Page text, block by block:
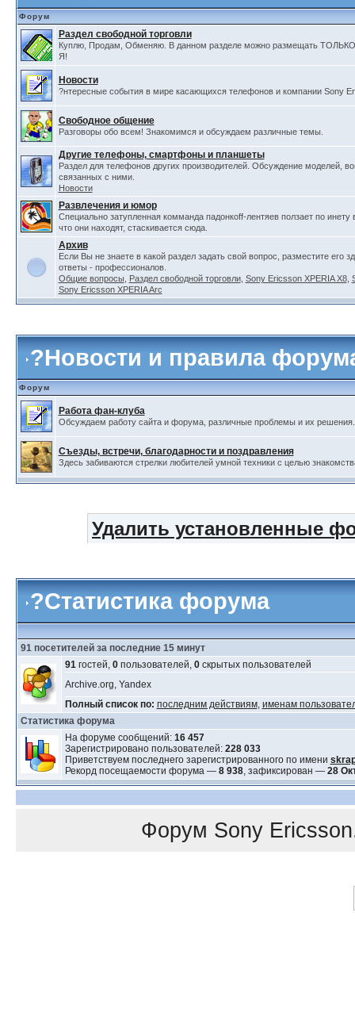
Форум
Раздел свободной торговли
Куплю, Продам, Обменяю. В данном разделе можно размещать
Я!
Новости
?нтересные события в мире касающихся телефонов и компании Sony
Свободное общение
Разговоры обо всем! Знакомимся и обсуждаем различные темы.
Другие телефоны, смартфоны и планшеты
Раздел для телефонов других производителей. Обсуждение моделей,
связанных с ними.
Новости
Развлечения и юмор
Специально затупленная комманда падонкоff-лентяев ползает по инету
что они находят, стаскивается сюда.
Архив
Если Вы не знаете в какой раздел задать свой вопрос, разместите его
ответы - профессионалов.
Общие вопросы, Раздел свободной торговли, Sony Ericsson XPERIA X8,
Sony Ericsson XPERIA Arc
?Новости и правила
Форум
Работа фан-клуба
Обсуждаем работу сайта и форума, различные проблемы и их решения.
Съезды, встречи, благодарности и поздравления
Здесь забиваются стрелки любителей умной техники с целью
Удалить установленные
?Статистика форума
91 посетителей за последние 15 минут
91гостей, 0пользователей, 0скрытых пользователей
Archive.org, Yandex
Полный список по: последним действиям, именам
Статистика форума
На форуме сообщений: 16 457
Зарегистрировано пользователей: 228 033
Приветствуем последнего зарегистрированного по имени
Рекорд посещаемости форума — 8 938, зафиксирован — 28
Форум Sony Ericsson